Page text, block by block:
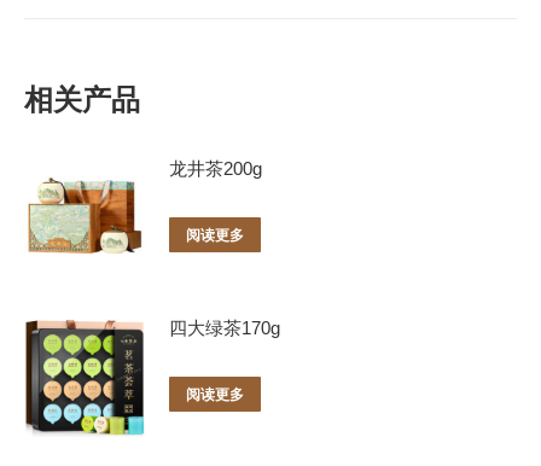
相关产品
龙井茶200g
阅读更多
四大绿茶170g
阅读更多